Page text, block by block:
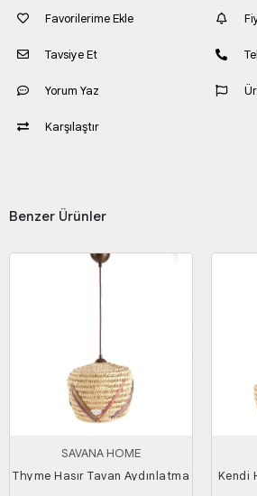
Favorilerime Ekle
Tavsiye Et
Yorum Yaz
Karşılaştır
Benzer Ürünler
SAVANA HOME
Thyme Hasır Tavan Aydınlatma
Kendi